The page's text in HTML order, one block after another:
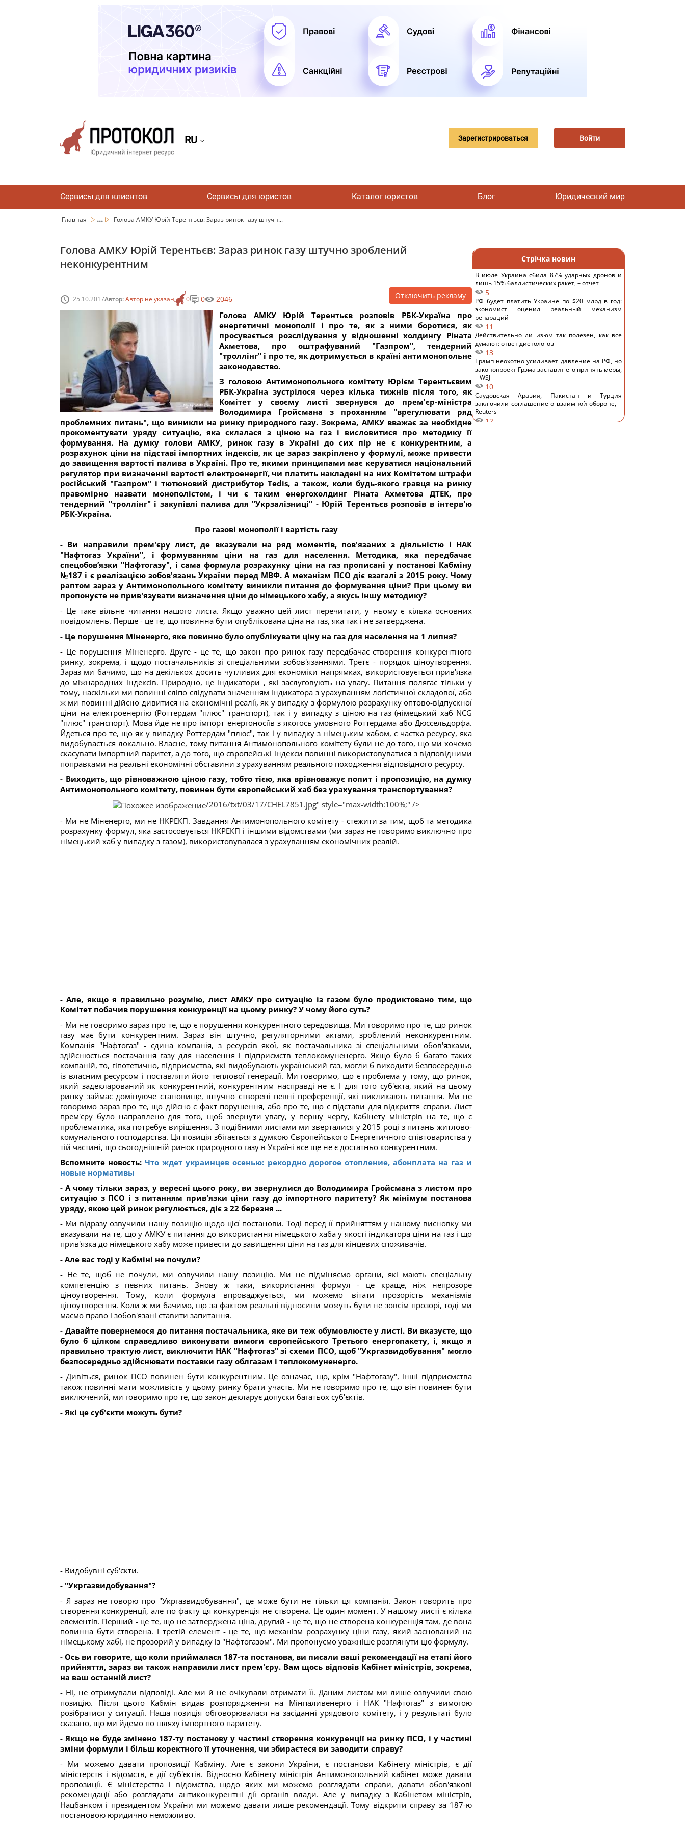
RU Зарегистрироваться Войти
Сервисы для клиентов Сервисы для юристов Каталог юристов Блог Юридический мир
Главная ... Голова АМКУ Юрій Терентьєв: Зараз ринок газу штучн...
Голова АМКУ Юрій Терентьєв: Зараз ринок газу штучно зроблений
неконкурентним
25.10.2017Автор:Автор не указан 0 0 2046 Отключить рекламу
Голова АМКУ Юрій Терентьєв розповів РБК-Україна про
енергетичні монополії і про те, як з ними боротися, як
просувається розслідування у відношенні холдингу Ріната
Ахметова, про оштрафуваний "Газпром", тендерний
"троллінг" і про те, як дотримується в країні антимонопольне
законодавство.
З головою Антимонопольного комітету Юрієм Терентьєвим
РБК-Україна зустрілося через кілька тижнів після того, як
Комітет у своєму листі звернувся до прем'єр-міністра
Володимира Гройсмана з проханням "врегулювати ряд
проблемних питань", що виникли на ринку природного газу. Зокрема, АМКУ вважає за необхідне
прокоментувати уряду ситуацію, яка склалася з ціною на газ і висловитися про методику її
формування. На думку голови АМКУ, ринок газу в Україні до сих пір не є конкурентним, а
розрахунок ціни на підставі імпортних індексів, як це зараз закріплено у формулі, може привести
до завищення вартості палива в Україні. Про те, якими принципами має керуватися національний
регулятор при визначенні вартості електроенергії, чи платить накладені на них Комітетом штрафи
російський "Газпром" і тютюновий дистрибутор Tedis, а також, коли будь-якого гравця на ринку
правомірно назвати монополістом, і чи є таким енергохолдинг Ріната Ахметова ДТЕК, про
тендерний "троллінг" і закупівлі палива для "Укрзалізниці" - Юрій Терентьєв розповів в інтерв'ю
РБК-Україна.
Про газові монополії і вартість газу
- Ви направили прем'єру лист, де вказували на ряд моментів, пов'язаних з діяльністю і НАК
"Нафтогаз України", і формуванням ціни на газ для населення. Методика, яка передбачає
спецобов’язки "Нафтогазу", і сама формула розрахунку ціни на газ прописані у постанові Кабміну
№187 і є реалізацією зобов'язань України перед МВФ. А механізм ПСО діє взагалі з 2015 року. Чому
раптом зараз у Антимонопольного комітету виникли питання до формування ціни? При цьому ви
пропонуєте не прив'язувати визначення ціни до німецького хабу, а якусь іншу методику?
- Це таке вільне читання нашого листа. Якщо уважно цей лист перечитати, у ньому є кілька основних
повідомлень. Перше - це те, що повинна бути опублікована ціна на газ, яка так і не затверджена.
- Це порушення Міненерго, яке повинно було опублікувати ціну на газ для населення на 1 липня?
- Це порушення Міненерго. Друге - це те, що закон про ринок газу передбачає створення конкурентного
ринку, зокрема, і щодо постачальників зі спеціальними зобов'язаннями. Третє - порядок ціноутворення.
Зараз ми бачимо, що на декількох досить чутливих для економіки напрямках, використовується прив'язка
до міжнародних індексів. Природно, це індикатори , які заслуговують на увагу. Питання полягає тільки у
тому, наскільки ми повинні сліпо слідувати значенням індикатора з урахуванням логістичної складової, або
ж ми повинні дійсно дивитися на економічні реалії, як у випадку з формулою розрахунку оптово-відпускної
ціни на електроенергію (Роттердам "плюс" транспорт), так і у випадку з ціною на газ (німецький хаб NCG
"плюс" транспорт). Мова йде не про імпорт енергоносіїв з якогось умовного Роттердама або Дюссельдорфа.
Йдеться про те, що як у випадку Роттердам "плюс", так і у випадку з німецьким хабом, є частка ресурсу, яка
видобувається локально. Власне, тому питання Антимонопольного комітету були не до того, що ми хочемо
скасувати імпортний паритет, а до того, що європейські індекси повинні використовуватися з відповідними
поправками на реальні економічні обставини з урахуванням реального походження відповідного ресурсу.
- Виходить, що рівноважною ціною газу, тобто тією, яка врівноважує попит і пропозицію, на думку
Антимонопольного комітету, повинен бути європейський хаб без урахування транспортування?
/2016/txt/03/17/CHEL7851.jpg" style="max-width:100%;" />
- Ми не Міненерго, ми не НКРЕКП. Завдання Антимонопольного комітету - стежити за тим, щоб та методика
розрахунку формул, яка застосовується НКРЕКП і іншими відомствами (ми зараз не говоримо виключно про
німецький хаб у випадку з газом), використовувалася з урахуванням економічних реалій.
- Але, якщо я правильно розумію, лист АМКУ про ситуацію із газом було продиктовано тим, що
Комітет побачив порушення конкуренції на цьому ринку? У чому його суть?
- Ми не говоримо зараз про те, що є порушення конкурентного середовища. Ми говоримо про те, що ринок
газу має бути конкурентним. Зараз він штучно, регуляторними актами, зроблений неконкурентним.
Компанія "Нафтогаз" - єдина компанія, з ресурсів якої, як постачальника зі спеціальними обов'язками,
здійснюється постачання газу для населення і підприємств теплокомуненерго. Якщо було б багато таких
компаній, то, гіпотетично, підприємства, які видобувають український газ, могли б виходити безпосередньо
із власним ресурсом і поставляти його теплової генерації. Ми говоримо, що є проблема у тому, що ринок,
який задекларований як конкурентний, конкурентним насправді не є. І для того суб'єкта, який на цьому
ринку займає домінуюче становище, штучно створені певні преференції, які викликають питання. Ми не
говоримо зараз про те, що дійсно є факт порушення, або про те, що є підстави для відкриття справи. Лист
прем'єру було направлено для того, щоб звернути увагу, у першу чергу, Кабінету міністрів на те, що є
проблематика, яка потребує вирішення. З подібними листами ми зверталися у 2015 році з питань житлово-
комунального господарства. Ця позиція збігається з думкою Європейського Енергетичного співтовариства у
тій частині, що сьогоднішній ринок природного газу в Україні все ще не є достатньо конкурентним.
Вспомните новость:Что ждет украинцев осенью: рекордно дорогое отопление, абонплата на газ и
новые нормативы
- А чому тільки зараз, у вересні цього року, ви звернулися до Володимира Гройсмана з листом про
ситуацію з ПСО і з питанням прив'язки ціни газу до імпортного паритету? Як мінімум постанова
уряду, якою цей ринок регулюється, діє з 22 березня ...
- Ми відразу озвучили нашу позицію щодо цієї постанови. Тоді перед її прийняттям у нашому висновку ми
вказували на те, що у АМКУ є питання до використання німецького хаба у якості індикатора ціни на газ і що
прив'язка до німецького хабу може привести до завищення ціни на газ для кінцевих споживачів.
- Але вас тоді у Кабміні не почули?
- Не те, щоб не почули, ми озвучили нашу позицію. Ми не підміняємо органи, які мають спеціальну
компетенцію з певних питань. Знову ж таки, використання формул - це краще, ніж непрозоре
ціноутворення. Тому, коли формула впроваджується, ми можемо вітати прозорість механізмів
ціноутворення. Коли ж ми бачимо, що за фактом реальні відносини можуть бути не зовсім прозорі, тоді ми
маємо право і зобов'язані ставити запитання.
- Давайте повернемося до питання постачальника, яке ви теж обумовлюєте у листі. Ви вказуєте, що
було б цілком справедливо виконувати вимоги європейського Третього енергопакету, і, якщо я
правильно трактую лист, виключити НАК "Нафтогаз" зі схеми ПСО, щоб "Укргазвидобування" могло
безпосередньо здійснювати поставки газу облгазам і теплокомуненерго.
- Дивіться, ринок ПСО повинен бути конкурентним. Це означає, що, крім "Нафтогазу", інші підприємства
також повинні мати можливість у цьому ринку брати участь. Ми не говоримо про те, що він повинен бути
виключений, ми говоримо про те, що закон декларує допуски багатьох суб'єктів.
- Які це суб'єкти можуть бути?
- Видобувні суб'єкти.
- "Укргазвидобування"?
- Я зараз не говорю про "Укргазвидобування", це може бути не тільки ця компанія. Закон говорить про
створення конкуренції, але по факту ця конкуренція не створена. Це один момент. У нашому листі є кілька
елементів. Перший - це те, що не затверджена ціна, другий - це те, що не створена конкуренція там, де вона
повинна бути створена. І третій елемент - це те, що механізм розрахунку ціни газу, який заснований на
німецькому хабі, не прозорий у випадку із "Нафтогазом". Ми пропонуємо уважніше розглянути цю формулу.
- Ось ви говорите, що коли приймалася 187-та постанова, ви писали ваші рекомендації на етапі його
прийняття, зараз ви також направили лист прем'єру. Вам щось відповів Кабінет міністрів, зокрема,
на ваш останній лист?
- Ні, не отримували відповіді. Але ми й не очікували отримати її. Даним листом ми лише озвучили свою
позицію. Після цього Кабмін видав розпорядження на Мінпаливенерго і НАК "Нафтогаз" з вимогою
розібратися у ситуації. Наша позиція обговорювалася на засіданні урядового комітету, і у результаті було
сказано, що ми йдемо по шляху імпортного паритету.
- Якщо не буде змінено 187-ту постанову у частині створення конкуренції на ринку ПСО, і у частині
зміни формули і більш коректного її уточнення, чи збираєтеся ви заводити справу?
- Ми можемо давати пропозиції Кабміну. Але є закони України, є постанови Кабінету міністрів, є дії
міністерств і відомств, є дії суб'єктів. Відносно Кабінету міністрів Антимонопольний кабінет може давати
пропозиції. Є міністерства і відомства, щодо яких ми можемо розглядати справи, давати обов'язкові
рекомендації або розглядати антиконкурентні дії органів влади. Але у випадку з Кабінетом міністрів,
Нацбанком і президентом України ми можемо давати лише рекомендації. Тому відкрити справу за 187-ю
постановою юридично неможливо.
Стрічка новин
В июле Украина сбила 87% ударных дронов и
лишь 15% баллистических ракет, – отчет
5
РФ будет платить Украине по $20 млрд в год:
экономист оценил реальный механизм
репараций
11
Действительно ли изюм так полезен, как все
думают: ответ диетологов
13
Трамп неохотно усиливает давление на РФ, но
законопроект Грэма заставит его принять меры,
– WSJ
10
Саудовская Аравия, Пакистан и Турция
заключили соглашение о взаимной обороне, –
Reuters
12